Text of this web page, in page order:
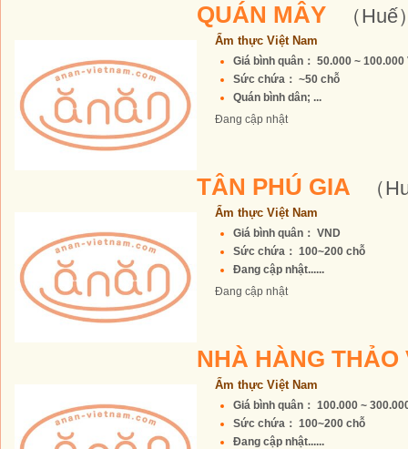
QUÁN MÂY （Huế
Ẩm thực Việt Nam
Giá bình quân： 50.000 ~ 100.000
Sức chứa： ~50 chỗ
Quán bình dân; ...
Đang cập nhật
TÂN PHÚ GIA （
Ẩm thực Việt Nam
Giá bình quân： VND
Sức chứa： 100~200 chỗ
Đang cập nhật......
Đang cập nhật
NHÀ HÀNG
Ẩm thực Việt Nam
Giá bình quân： 100.000 ~
Sức chứa： 100~200 chỗ
Đang cập nhật......